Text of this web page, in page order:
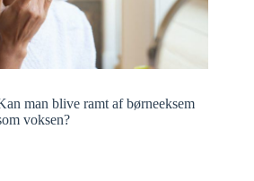
man blive ramt af børneeksem
voksen?